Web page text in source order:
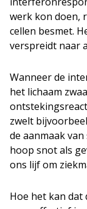
werk kon doen,
cellen besmet.
verspreidt naar
Wanneer de
het lichaam
zwelt
de aanmaak
hoop snot als
ons lijf om
Hoe het kan